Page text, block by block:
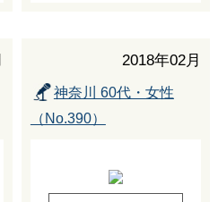
2018年02月
神奈川 60代・女性
（No.390）